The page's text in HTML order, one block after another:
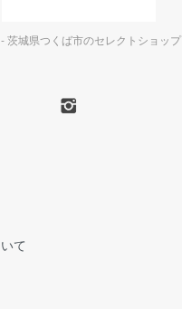
茨城県つくば市のセレクトショップ
て